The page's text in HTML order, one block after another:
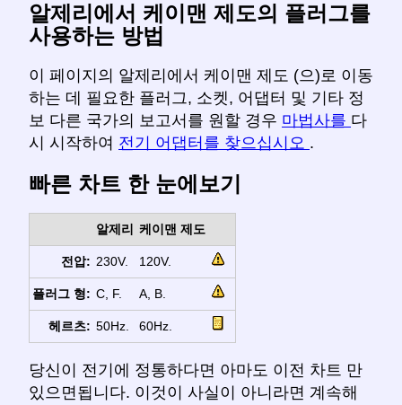
알제리에서 케이맨 제도의 플러그를
사용하는 방법
이 페이지의 알제리에서 케이맨 제도 (으)로 이동
하는 데 필요한 플러그, 소켓, 어댑터 및 기타 정
보 다른 국가의 보고서를 원할 경우 마법사를 다
시 시작하여 전기 어댑터를 찾으십시오 .
빠른 차트 한 눈에보기
알제리 케이맨 제도
전압: 230V. 120V.
플러그 형: C, F. A, B.
헤르츠: 50Hz. 60Hz.
당신이 전기에 정통하다면 아마도 이전 차트 만
있으면됩니다. 이것이 사실이 아니라면 계속해